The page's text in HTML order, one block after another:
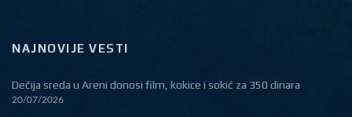
NAJNOVIJE VESTI
Dečija sreda u Areni donosi film, kokice i sokić za 350 dinara
20/07/2026